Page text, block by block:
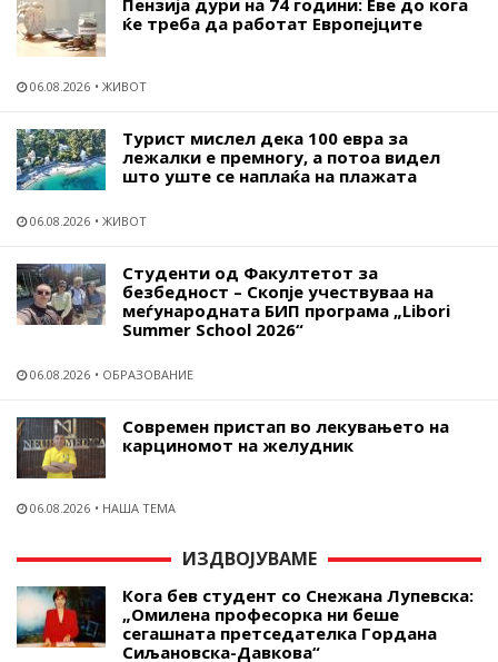
Пензија дури на 74 години: Еве до кога
ќе треба да работат Европејците
06.08.2026 ЖИВОТ
Турист мислел дека 100 евра за
лежалки е премногу, а потоа видел
што уште се наплаќа на плажата
06.08.2026 ЖИВОТ
Студенти од Факултетот за
безбедност – Скопје учествуваа на
меѓународната БИП програма „Libori
Summer School 2026“
06.08.2026 ОБРАЗОВАНИЕ
Современ пристап во лекувањето на
карциномот на желудник
06.08.2026 НАША ТЕМА
ИЗДВОЈУВАМЕ
Кога бев студент со Снежана Лупевска:
„Омилена професорка ни беше
сегашната претседателка Гордана
Сиљановска-Давкова“